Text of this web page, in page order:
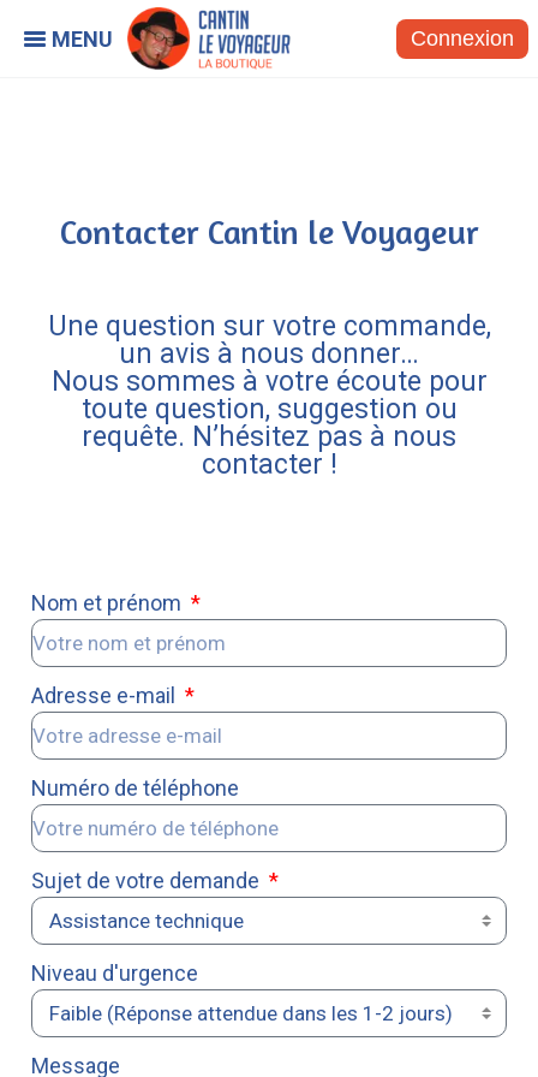
Connexion
Contacter Cantin le Voyageur
Une question sur votre commande,
un avis à nous donner…
Nous sommes à votre écoute pour
toute question, suggestion ou
requête. N’hésitez pas à nous
contacter !
Nom et prénom
Adresse e-mail
Numéro de téléphone
Sujet de votre demande
Niveau d'urgence
Message